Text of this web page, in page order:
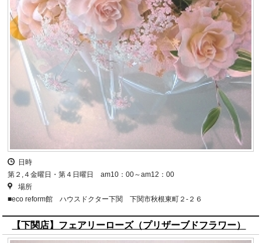
日時
第２,４金曜日・第４日曜日 am10：00～am12：00
場所
■eco reform館 ハウスドクター下関 下関市秋根東町２-２６
【下関店】フェアリーローズ（プリザーブドフラワー）